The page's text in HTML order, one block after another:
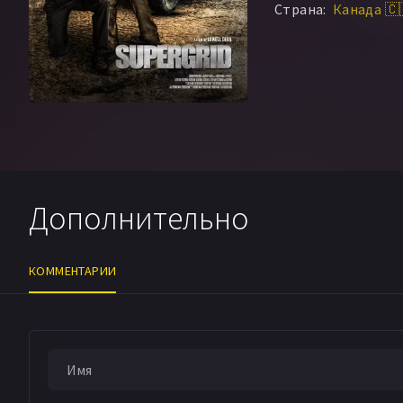
Страна: Канада
Дополнительно
КОММЕНТАРИИ